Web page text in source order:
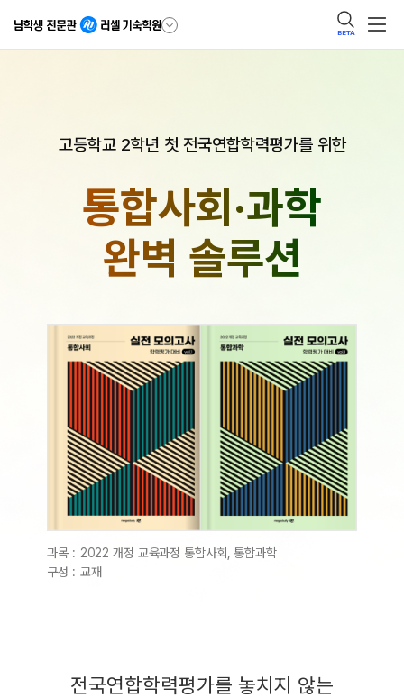
BETA
고등학교 2학년 첫 전국연합학력평가를 위한
통합사회·과학
완벽 솔루션
과목 : 2022 개정 교육과정 통합사회, 통합과학
구성 : 교재
전국연합학력평가를 놓치지 않는